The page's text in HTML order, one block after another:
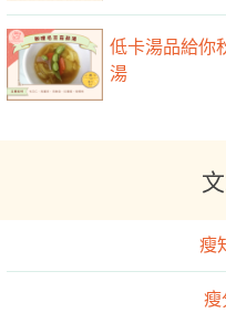
低卡湯品給
湯
瘦
瘦